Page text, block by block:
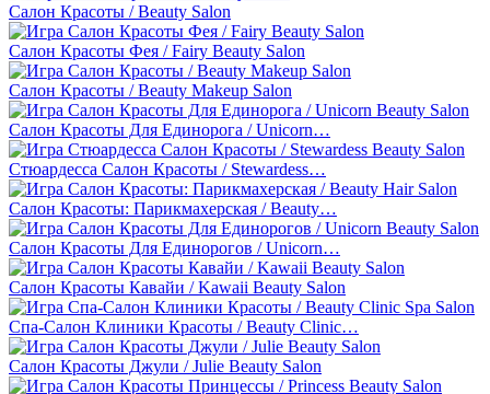
Салон Красоты / Beauty Salon
Салон Красоты Фея / Fairy Beauty Salon
Салон Красоты / Beauty Makeup Salon
Салон Красоты Для Единорога / Unicorn…
Стюардесса Салон Красоты / Stewardess…
Салон Красоты: Парикмахерская / Beauty…
Салон Красоты Для Единорогов / Unicorn…
Салон Красоты Кавайи / Kawaii Beauty Salon
Спа-Салон Клиники Красоты / Beauty Clinic…
Салон Красоты Джули / Julie Beauty Salon